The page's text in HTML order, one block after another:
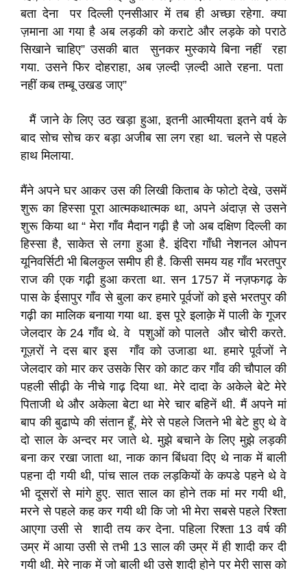
बता देना पर दिल्ली एनसीआर में तब ही अच्छा रहेगा. क्या
ज़माना आ गया है अब लड़की को कराटे और लड़के को पराठे
सिखाने चाहिए” उसकी बात सुनकर मुस्काये बिना नहीं रहा
गया. उसने फिर दोहराहा, अब ज़ल्दी ज़ल्दी आते रहना. पता
नहीं कब तम्बू उखड जाए”
मैं जाने के लिए उठ खड़ा हुआ, इतनी आत्मीयता इतने वर्ष के
बाद सोच सोच कर बड़ा अजीब सा लग रहा था. चलने से पहले
हाथ मिलाया.
मैंने अपने घर आकर उस की लिखी किताब के फोटो देखे, उसमें
शुरू का हिस्सा पूरा आत्मकथात्मक था, अपने अंदाज़ से उसने
शुरू किया था “ मेरा गाँव मैदान गढ़ी है जो अब दक्षिण दिल्ली का
हिस्सा है, साकेत से लगा हुआ है. इंदिरा गाँधी नेशनल ओपन
यूनिवर्सिटी भी बिलकुल समीप ही है. किसी समय यह गाँव भरतपुर
राज की एक गढ़ी हुआ करता था. सन 1757 में नज़फगढ़ के
पास के ईसापुर गाँव से बुला कर हमारे पूर्वजों को इसे भरतपुर की
गढ़ी का मालिक बनाया गया था. इस पूरे इलाक़े में पाली के गूजर
जेलदार के 24 गाँव थे. वे पशुओं को पालते और चोरी करते.
गूज़रों ने दस बार इस गाँव को उजाडा था. हमारे पूर्वजों ने
जेलदार को मार कर उसके सिर को काट कर गाँव की चौपाल की
पहली सीढ़ी के नीचे गाढ़ दिया था. मेरे दादा के अकेले बेटे मेरे
पिताजी थे और अकेला बेटा था मेरे चार बहिनें थी. मैं अपने मां
बाप की बुढाप्पे की संतान हूँ, मेरे से पहले जितने भी बेटे हुए थे वे
दो साल के अन्दर मर जाते थे. मुझे बचाने के लिए मुझे लड़की
बना कर रखा जाता था, नाक कान बिंधवा दिए थे नाक में बाली
पहना दी गयी थी, पांच साल तक लड़कियों के कपडे पहने थे वे
भी दूसरों से मांगे हुए. सात साल का होने तक मां मर गयी थी,
मरने से पहले कह कर गयी थी कि जो भी मेरा सबसे पहले रिश्ता
आएगा उसी से शादी तय कर देना. पहिला रिश्ता 13 वर्ष की
उम्र में आया उसी से तभी 13 साल की उम्र में ही शादी कर दी
गयी थी. मेरे नाक में जो बाली थी उसे शादी होने पर मेरी सास को